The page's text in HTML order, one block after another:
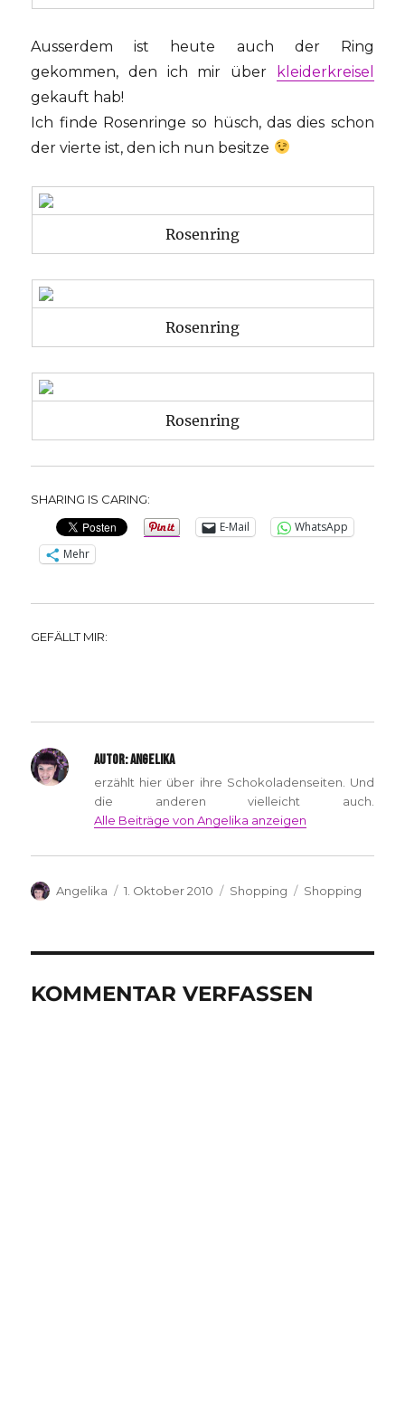
Ausserdem ist heute auch der Ring
gekommen, den ich mir über
kleiderkreisel
gekauft hab!
Ich finde Rosenringe so hüsch, das dies schon
der vierte ist, den ich nun besitze
Rosenring
Rosenring
Rosenring
SHARING IS CARING:
E-Mail
WhatsApp
Mehr
GEFÄLLT MIR:
AUTOR:ANGELIKA
erzählt hier über ihre Schokoladenseiten. Und
die anderen vielleicht auch.
Alle Beiträge von Angelika anzeigen
Autor
Angelika
Veröffentlicht
1. Oktober 2010 Kategorien
Shopping Schlagwörter
Shopping
KOMMENTAR VERFASSEN